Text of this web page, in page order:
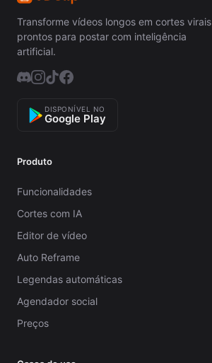
Transforme vídeos longos em cortes virais
prontos para postar com inteligência
artificial.
DISPONÍVEL NO
Google Play
Produto
Funcionalidades
Cortes com IA
Editor de vídeo
Auto Reframe
Legendas automáticas
Agendador social
Preços